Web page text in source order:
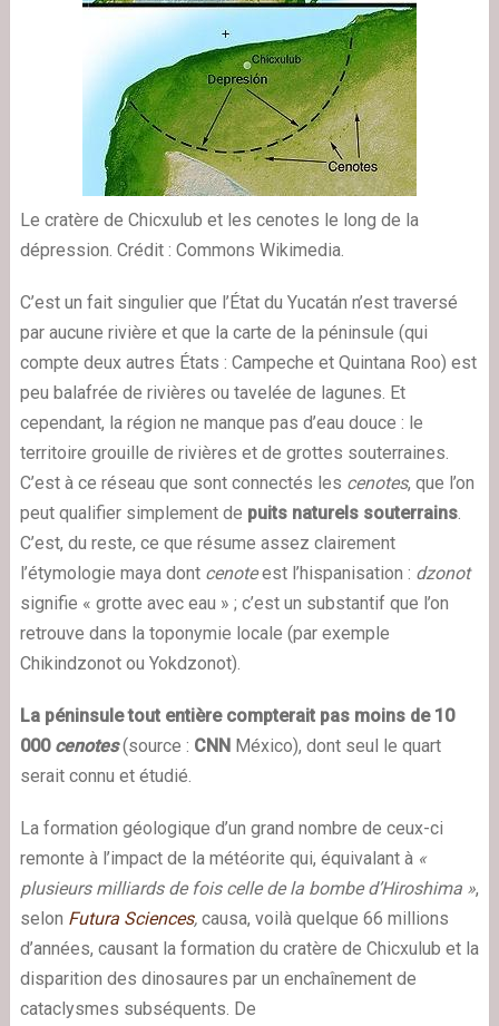
Le cratère de Chicxulub et les cenotes le long de la
dépression. Crédit : Commons Wikimedia.
C’est un fait singulier que l’État du Yucatán n’est traversé
par aucune rivière et que la carte de la péninsule (qui
compte deux autres États : Campeche et Quintana Roo) est
peu balafrée de rivières ou tavelée de lagunes. Et
cependant, la région ne manque pas d’eau douce : le
territoire grouille de rivières et de grottes souterraines.
C’est à ce réseau que sont connectés les cenotes, que l’on
peut qualifier simplement de puits naturels souterrains.
C’est, du reste, ce que résume assez clairement
l’étymologie maya dont cenoteest l’hispanisation : dzonot
signifie « grotte avec eau » ; c’est un substantif que l’on
retrouve dans la toponymie locale (par exemple
Chikindzonot ou Yokdzonot).
La péninsule tout entière compterait pas moins de 10
000 cenotes (source : CNNMéxico), dont seul le quart
serait connu et étudié.
La formation géologique d’un grand nombre de ceux-ci
remonte à l’impact de la météorite qui, équivalant à «
plusieurs milliards de fois celle de la bombe d’Hiroshima »,
selon Futura Sciences, causa, voilà quelque 66 millions
d’années, causant la formation du cratère de Chicxulub et la
disparition des dinosaures par un enchaînement de
cataclysmes subséquents. De